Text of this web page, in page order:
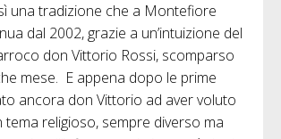
una tradizione che a Montefiore
dal 2002, grazie a un’intuizione del
don Vittorio Rossi, scomparso
mese. E appena dopo le prime
ancora don Vittorio ad aver voluto
tema religioso, sempre diverso ma